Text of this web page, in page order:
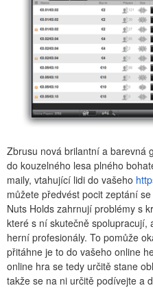
Zbrusu nová brilantní a barevná
do kouzelného lesa plného
maily, vtahující lidi do vašeho
můžete předvést pocit zeptání
Nuts Holds zahrnují problémy s
které s ní skutečně spolupracují,
herní profesionály. To pomůže
přitáhne je to do vašeho online
online hra se tedy určitě stane
takže se na ni určitě podívejte a